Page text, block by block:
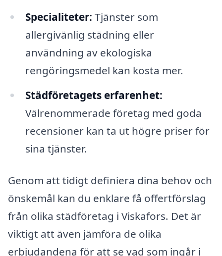
Specialiteter: Tjänster som
allergivänlig städning eller
användning av ekologiska
rengöringsmedel kan kosta mer.
Städföretagets erfarenhet:
Välrenommerade företag med goda
recensioner kan ta ut högre priser för
sina tjänster.
Genom att tidigt definiera dina behov och
önskemål kan du enklare få offertförslag
från olika städföretag i Viskafors. Det är
viktigt att även jämföra de olika
erbjudandena för att se vad som ingår i